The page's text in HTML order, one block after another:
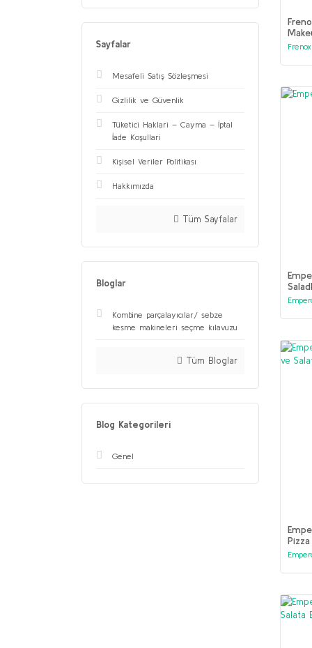
Sayfalar
Mesafeli Satış Sözleşmesi
Gizlilik ve Güvenlik
Tüketici Haklari – Cayma – İptal
İade Koşullari
Kişisel Veriler Politikası
Hakkımızda
Tüm Sayfalar
Bloglar
Kombine parçalayıcılar/ sebze
kesme makineleri seçme kılavuzu
Tüm Bloglar
Blog Kategorileri
Genel
cm
Frenox
Pizza